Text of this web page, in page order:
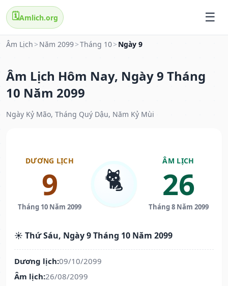
🗓️Amlich.org
Âm Lịch > Năm 2099>Tháng 10> Ngày 9
Âm Lịch Hôm Nay, Ngày 9 Tháng
10 Năm 2099
Ngày Kỷ Mão, Tháng Quý Dậu, Năm Kỷ Mùi
DƯƠNG LỊCH
9
Tháng 10 Năm 2099
🐈
ÂM LỊCH
26
Tháng 8 Năm 2099
☀️ Thứ Sáu, Ngày 9 Tháng 10 Năm 2099
Dương lịch:09/10/2099
Âm lịch:26/08/2099